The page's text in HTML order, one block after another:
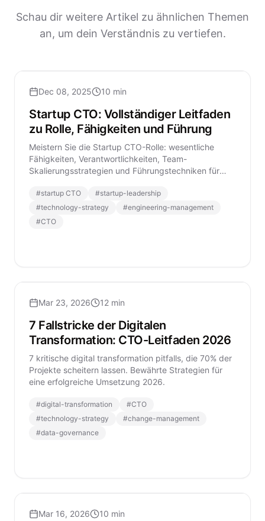
Schau dir weitere Artikel zu ähnlichen Themen
an, um dein Verständnis zu vertiefen.
Dec 08, 2025 10 min
Startup CTO: Vollständiger Leitfaden
zu Rolle, Fähigkeiten und Führung
Meistern Sie die Startup CTO-Rolle: wesentliche
Fähigkeiten, Verantwortlichkeiten, Team-
Skalierungsstrategien und Führungstechniken für
#startup CTO #startup-leadership
#technology-strategy #engineering-management
#CTO
Mar 23, 2026 12 min
7 Fallstricke der Digitalen
Transformation: CTO-Leitfaden 2026
7 kritische digital transformation pitfalls, die 70% der
Projekte scheitern lassen. Bewährte Strategien für
eine erfolgreiche Umsetzung 2026.
#digital-transformation #CTO
#technology-strategy #change-management
#data-governance
Mar 16, 2026 10 min